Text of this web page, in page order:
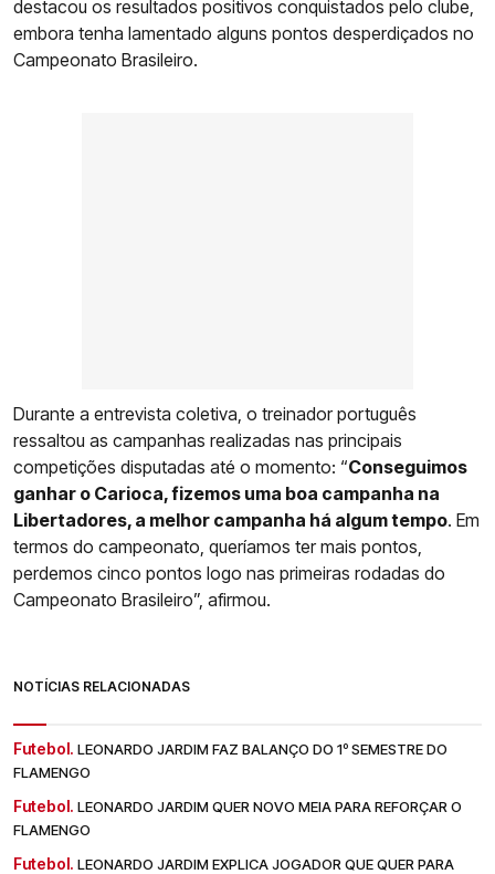
destacou os resultados positivos conquistados pelo clube,
embora tenha lamentado alguns pontos desperdiçados no
Campeonato Brasileiro.
Durante a entrevista coletiva, o treinador português
ressaltou as campanhas realizadas nas principais
competições disputadas até o momento: “Conseguimos
ganhar o Carioca, fizemos uma boa campanha na
Libertadores, a melhor campanha há algum tempo. Em
termos do campeonato, queríamos ter mais pontos,
perdemos cinco pontos logo nas primeiras rodadas do
Campeonato Brasileiro”, afirmou.
NOTÍCIAS RELACIONADAS
Futebol. LEONARDO JARDIM FAZ BALANÇO DO 1º SEMESTRE DO
FLAMENGO
Futebol. LEONARDO JARDIM QUER NOVO MEIA PARA REFORÇAR O
FLAMENGO
Futebol. LEONARDO JARDIM EXPLICA JOGADOR QUE QUER PARA